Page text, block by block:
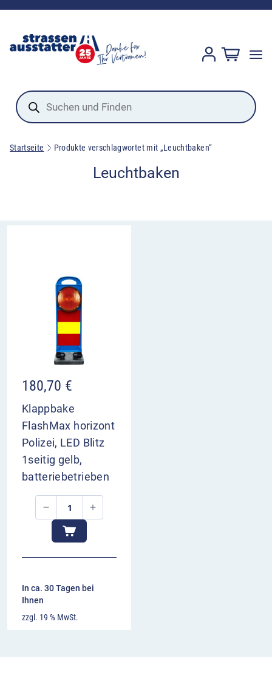
Products
search
Startseite Produkte verschlagwortet mit „Leuchtbaken“
Leuchtbaken
180,70 €
Klappbake
FlashMax horizont
Polizei, LED Blitz
1seitig gelb,
batteriebetrieben
In ca. 30 Tagen bei
Ihnen
zzgl. 19 % MwSt.